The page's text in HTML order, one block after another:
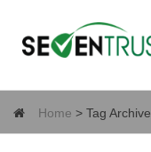
Home > Tag